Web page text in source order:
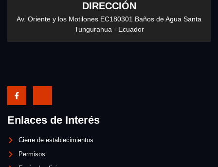
DIRECCIÓN
Av. Oriente y los Motilones EC180301 Baños de Agua Santa
Tungurahua - Ecuador
Enlaces de Interés
Cierre de establecimientos
Permisos